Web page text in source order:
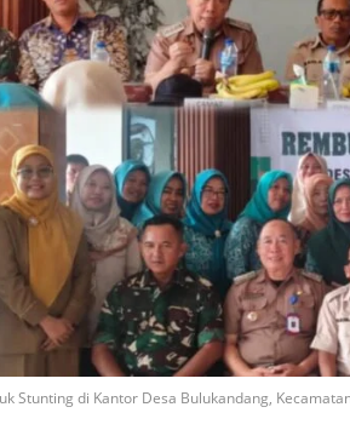
Stunting di Kantor Desa Bulukandang,